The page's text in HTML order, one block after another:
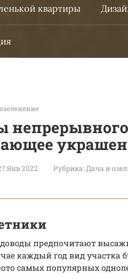
квартиры
Янв 2022 Рубрика:Дача и
предпочитают
каждый год вид участка
самых популярных